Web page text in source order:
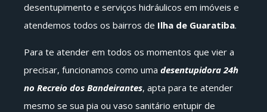
desentupimento e serviços hidráulicos em imóveis e
atendemos todos os bairros de Ilha de Guaratiba.
Para te atender em todos os momentos que vier a
precisar, funcionamos como uma desentupidora 24h
no Recreio dos Bandeirantes, apta para te atender
mesmo se sua pia ou vaso sanitário entupir de